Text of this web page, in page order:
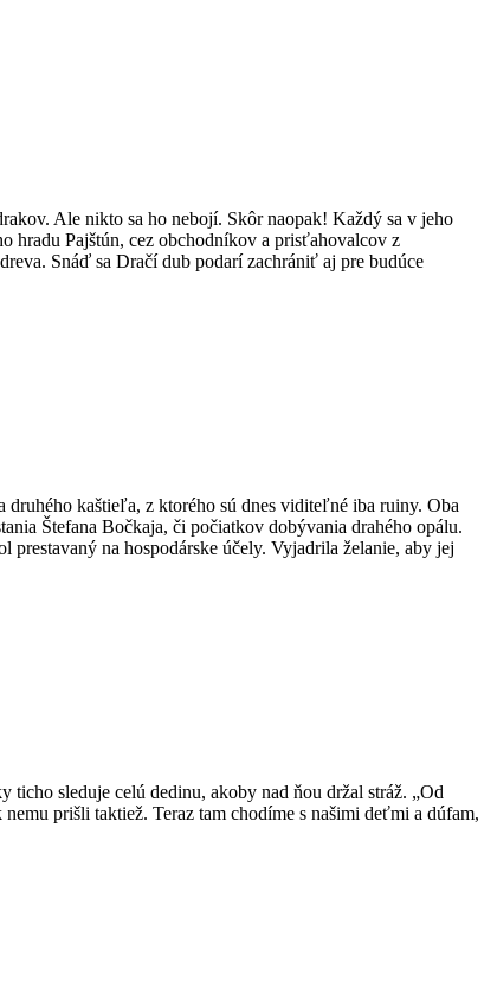
Ale nikto sa ho nebojí. Skôr naopak! Každý sa v jeho
hradu Pajštún, cez obchodníkov a prisťahovalcov z
Snáď sa Dračí dub podarí zachrániť aj pre budúce
kaštieľa, z ktorého sú dnes viditeľné iba ruiny. Oba
Štefana Bočkaja, či počiatkov dobývania drahého opálu.
na hospodárske účely. Vyjadrila želanie, aby jej
sleduje celú dedinu, akoby nad ňou držal stráž. „Od
prišli taktiež. Teraz tam chodíme s našimi deťmi a dúfam,